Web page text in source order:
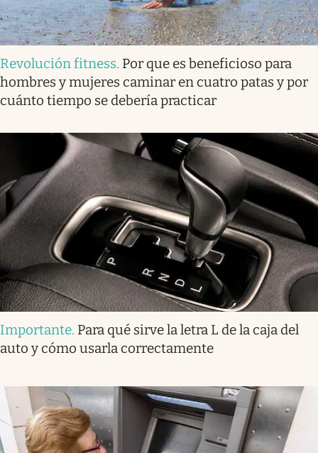
Revolución fitness. Por que es beneficioso para
hombres y mujeres caminar en cuatro patas y por
cuánto tiempo se debería practicar
Importante. Para qué sirve la letra L de la caja del
auto y cómo usarla correctamente